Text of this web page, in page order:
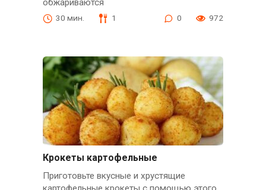
обжариваются
30 мин. 1 0 972
Крокеты картофельные
Приготовьте вкусные и хрустящие